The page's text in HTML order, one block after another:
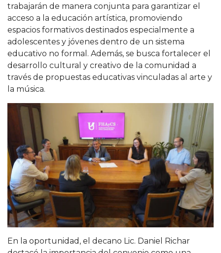
trabajarán de manera conjunta para garantizar el
acceso a la educación artística, promoviendo
espacios formativos destinados especialmente a
adolescentes y jóvenes dentro de un sistema
educativo no formal. Además, se busca fortalecer el
desarrollo cultural y creativo de la comunidad a
través de propuestas educativas vinculadas al arte y
la música.
En la oportunidad, el decano Lic. Daniel Richar